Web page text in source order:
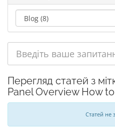
Перегляд статей з
Panel Overview How
Статей не